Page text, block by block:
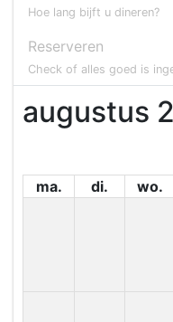
Hoe lang bijft u dineren?
Reserveren
Check of alles goed is
augustus
ma. di. wo.